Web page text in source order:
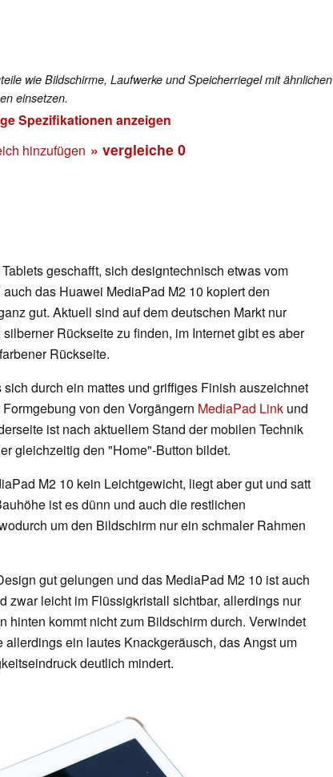
wie Bildschirme, Laufwerke und Speicherriegel mit ähnlichen
einsetzen.
Spezifikationen anzeigen
hinzufügen » vergleiche 0
geschafft, sich designtechnisch etwas vom
das Huawei MediaPad M2 10 kopiert den
gut. Aktuell sind auf dem deutschen Markt nur
Rückseite zu finden, im Internet gibt es aber
Rückseite.
durch ein mattes und griffiges Finish auszeichnet
von den Vorgängern MediaPad Link und
ist nach aktuellem Stand der mobilen Technik
gleichzeitig den "Home"-Button bildet.
M2 10 kein Leichtgewicht, liegt aber gut und satt
ist es dünn und auch die restlichen
um den Bildschirm nur ein schmaler Rahmen
gut gelungen und das MediaPad M2 10 ist auch
zwar leicht im Flüssigkristall sichtbar, allerdings nur
hinten kommt nicht zum Bildschirm durch. Verwindet
allerdings ein lautes Knackgeräusch, das Angst um
deutlich mindert.